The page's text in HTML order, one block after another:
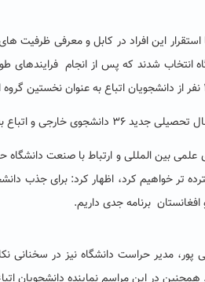
انتخاب شدند که پس از انجام فرایندهای
جمع دانشجویان خارجی دانشگاه اضافه شده است.
بین المللی و ارتباط با صنعت دانشگاه
تر خواهیم کرد، اظهار کرد: برای جذب
برنامه جدی داریم.
پور، مدیر حراست دانشگاه نیز در سخنانی